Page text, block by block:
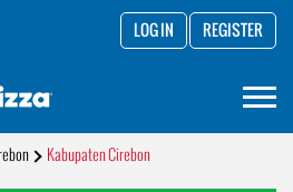
LOG IN REGISTER
Kabupaten Cirebon